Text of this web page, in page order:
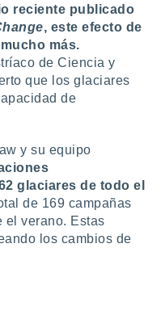
reciente publicado
, este efecto de
más.
de Ciencia y
que los glaciares
de
y su equipo
glaciares de todo el
de 169 campañas
el verano. Estas
los cambios de